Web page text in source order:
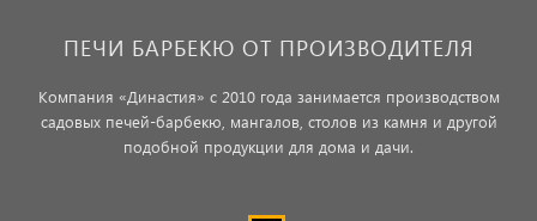
ПЕЧИ БАРБЕКЮ ОТ ПРОИЗВОДИТЕЛЯ
Компания «Династия» с 2010 года занимается производством
садовых печей-барбекю, мангалов, столов из камня и другой
подобной продукции для дома и дачи.